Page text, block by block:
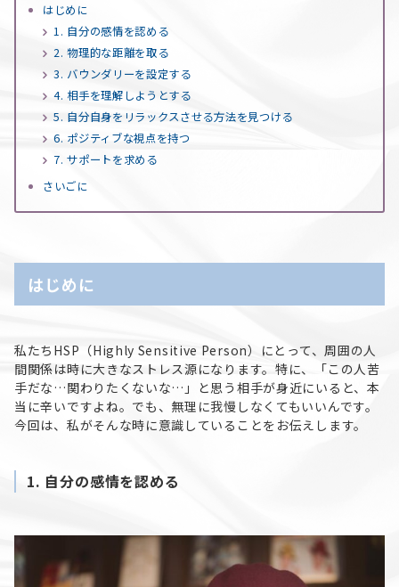
はじめに
1. 自分の感情を認める
2. 物理的な距離を取る
3. バウンダリーを設定する
4. 相手を理解しようとする
5. 自分自身をリラックスさせる方法を見つける
6. ポジティブな視点を持つ
7. サポートを求める
さいごに
はじめに
私たちHSP（Highly Sensitive Person）にとって、周囲の人
間関係は時に大きなストレス源になります。特に、「この人苦
手だな…関わりたくないな…」と思う相手が身近にいると、本
当に辛いですよね。でも、無理に我慢しなくてもいいんです。
今回は、私がそんな時に意識していることをお伝えします。
1. 自分の感情を認める